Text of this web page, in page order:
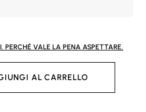
PERCHÉ VALE LA PENA ASPETTARE.
AL CARRELLO